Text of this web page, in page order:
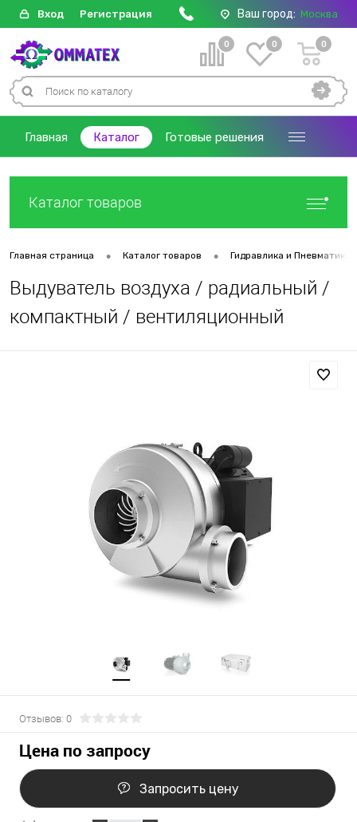
Вход Регистрация Ваш город: Москва
0 0 0
Главная Каталог Готовые решения
Каталог товаров
Главная страница • Каталог товаров • Гидравлика и Пневматика
Выдуватель воздуха / радиальный /
компактный / вентиляционный
Отзывов: 0
Цена по запросу
Запросить цену